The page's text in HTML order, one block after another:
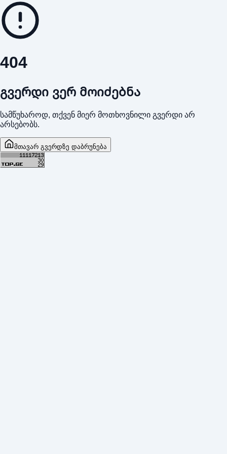
404
გვერდი ვერ მოიძებნა
სამწუხაროდ, თქვენ მიერ მოთხოვნილი გვერდი არ
არსებობს.
მთავარ გვერდზე დაბრუნება